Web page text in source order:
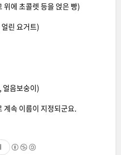
위에 초콜렛 등을 얹은 빵)
린 요거트)
음보숭이)
계속 이름이 지정되군요.